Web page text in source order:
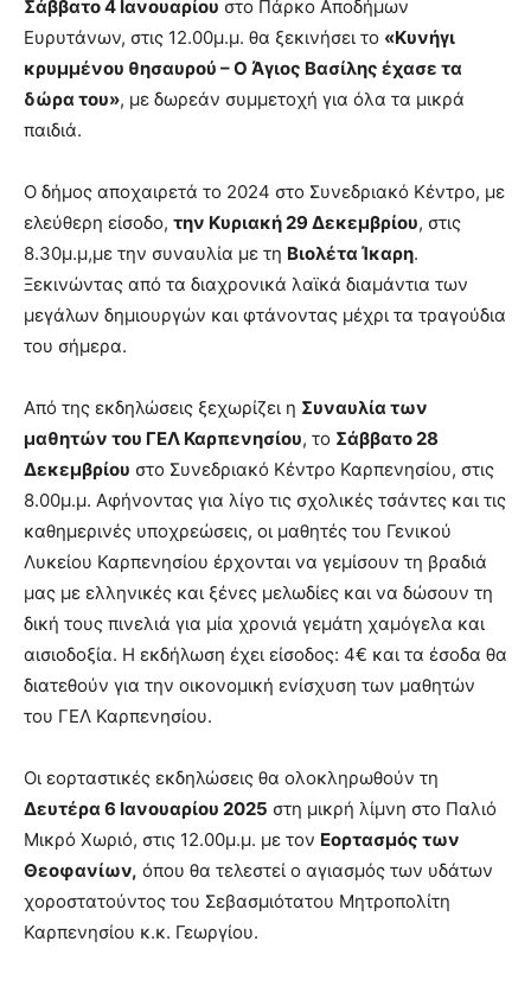
Σάββατο 4 Ιανουαρίου στο Πάρκο Αποδήμων
Ευρυτάνων, στις 12.00μ.μ. θα ξεκινήσει το «Κυνήγι
κρυμμένου θησαυρού – Ο Άγιος Βασίλης έχασε τα
δώρα του», με δωρεάν συμμετοχή για όλα τα μικρά
παιδιά.
Ο δήμος αποχαιρετά το 2024 στο Συνεδριακό Κέντρο, με
ελεύθερη είσοδο, την Κυριακή 29 Δεκεμβρίου, στις
8.30μ.μ,με την συναυλία με τη Βιολέτα Ίκαρη.
Ξεκινώντας από τα διαχρονικά λαϊκά διαμάντια των
μεγάλων δημιουργών και φτάνοντας μέχρι τα τραγούδια
του σήμερα.
Από της εκδηλώσεις ξεχωρίζει η Συναυλία των
μαθητών του ΓΕΛ Καρπενησίου, το Σάββατο 28
Δεκεμβρίου στο Συνεδριακό Κέντρο Καρπενησίου, στις
8.00μ.μ. Αφήνοντας για λίγο τις σχολικές τσάντες και τις
καθημερινές υποχρεώσεις, οι μαθητές του Γενικού
Λυκείου Καρπενησίου έρχονται να γεμίσουν τη βραδιά
μας με ελληνικές και ξένες μελωδίες και να δώσουν τη
δική τους πινελιά για μία χρονιά γεμάτη χαμόγελα και
αισιοδοξία. Η εκδήλωση έχει είσοδος: 4€ και τα έσοδα θα
διατεθούν για την οικονομική ενίσχυση των μαθητών
του ΓΕΛ Καρπενησίου.
Οι εορταστικές εκδηλώσεις θα ολοκληρωθούν τη
Δευτέρα 6 Ιανουαρίου 2025 στη μικρή λίμνη στο Παλιό
Μικρό Χωριό, στις 12.00μ.μ. με τον Εορτασμός των
Θεοφανίων, όπου θα τελεστεί ο αγιασμός των υδάτων
χοροστατούντος του Σεβασμιότατου Μητροπολίτη
Καρπενησίου κ.κ. Γεωργίου.